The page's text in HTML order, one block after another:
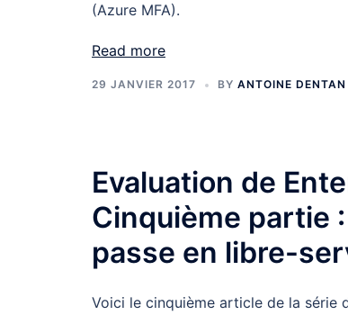
(Azure MFA).
Read more
29 JANVIER 2017 BY ANTOINE DENTAN
Evaluation de
Cinquième partie
passe en libre-
Voici le cinquième article de la série